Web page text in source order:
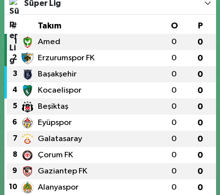
Süper Lig
# Takım O P
1 Amed 0 0
2 Erzurumspor FK 0 0
3 Başakşehir 0 0
4 Kocaelispor 0 0
5 Beşiktaş 0 0
6 Eyüpspor 0 0
7 Galatasaray 0 0
8 Çorum FK 0 0
9 Gaziantep FK 0 0
10 Alanyaspor 0 0